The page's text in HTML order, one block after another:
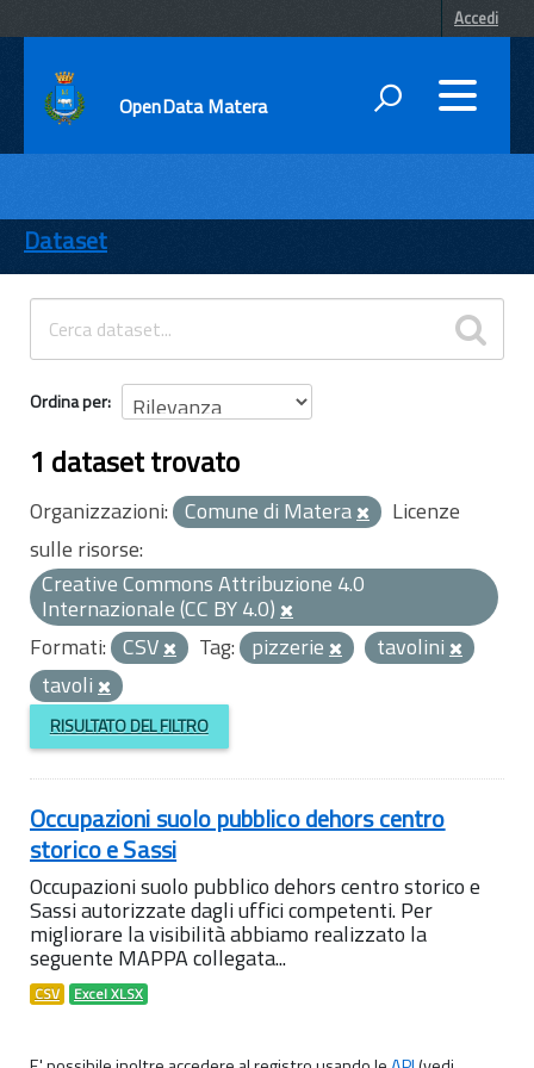
Accedi
OpenData Matera
ENTI
TEMI
INFORMAZIONI
Dataset
Ordina per
1 dataset trovato
Organizzazioni: Comune di Matera
Licenze
sulle risorse:
Creative Commons Attribuzione 4.0
Internazionale (CC BY 4.0)
Formati: CSV Tag: pizzerie
tavolini
tavoli
RISULTATO DEL FILTRO
Occupazioni suolo pubblico dehors centro
storico e Sassi
Occupazioni suolo pubblico dehors centro storico e
Sassi autorizzate dagli uffici competenti. Per
migliorare la visibilità abbiamo realizzato la
seguente MAPPA collegata...
CSV Excel XLSX